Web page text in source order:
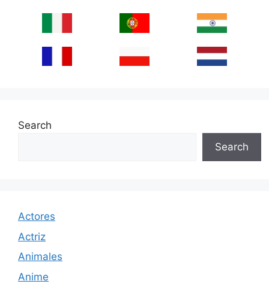
Search
Search
Actores
Actriz
Animales
Anime